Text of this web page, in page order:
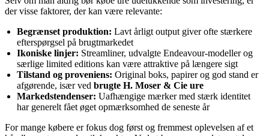
der visse faktorer, der kan være relevante:
Begrænset produktion: Lavt årligt output giver ofte stærkere
efterspørgsel på brugtmarkedet
Ikoniske linjer: Streamliner, udvalgte Endeavour-modeller og
særlige limited editions kan være attraktive på længere sigt
Tilstand og proveniens: Original boks, papirer og god stand er
afgørende, især ved brugte H. Moser & Cie ure
Markedstendenser: Uafhængige mærker med stærk identitet
har generelt fået øget opmærksomhed de seneste år
For mange købere er fokus dog først og fremmest oplevelsen af et